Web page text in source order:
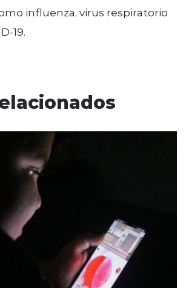
influenza, virus respiratorio
19.